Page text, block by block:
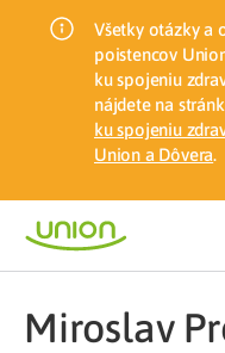
Všetky otázky a
poistencov
ku spojeniu
nájdete na
ku spojeniu
Union a Dôvera.
Miroslav